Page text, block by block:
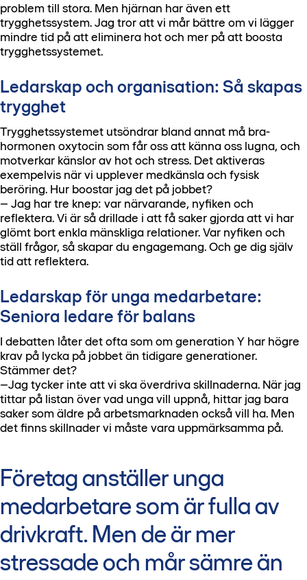
problem till stora. Men hjärnan har även ett
trygghetssystem. Jag tror att vi mår bättre om vi lägger
mindre tid på att eliminera hot och mer på att boosta
trygghetssystemet.
Ledarskap och organisation: Så skapas
trygghet
Trygghetssystemet utsöndrar bland annat må bra-
hormonen oxytocin som får oss att känna oss lugna, och
motverkar känslor av hot och stress. Det aktiveras
exempelvis när vi upplever medkänsla och fysisk
beröring. Hur boostar jag det på jobbet?
– Jag har tre knep: var närvarande, nyfiken och
reflektera. Vi är så drillade i att få saker gjorda att vi har
glömt bort enkla mänskliga relationer. Var nyfiken och
ställ frågor, så skapar du engagemang. Och ge dig själv
tid att reflektera.
Ledarskap för unga medarbetare:
Seniora ledare för balans
I debatten låter det ofta som om generation Y har högre
krav på lycka på jobbet än tidigare generationer.
Stämmer det?
–Jag tycker inte att vi ska överdriva skillnaderna. När jag
tittar på listan över vad unga vill uppnå, hittar jag bara
saker som äldre på arbetsmarknaden också vill ha. Men
det finns skillnader vi måste vara uppmärksamma på.
Företag anställer unga
medarbetare som är fulla av
drivkraft. Men de är mer
stressade och mår sämre än